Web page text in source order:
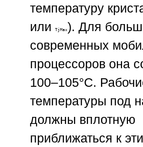
температуру
или TjMax). Для
современных
процессоров она
100–105°C.
температуры под
должны вплотную
приближаться к